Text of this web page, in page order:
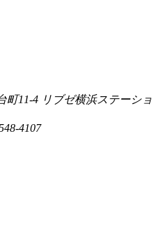
町11-4 リブゼ横浜ステーショ
4107